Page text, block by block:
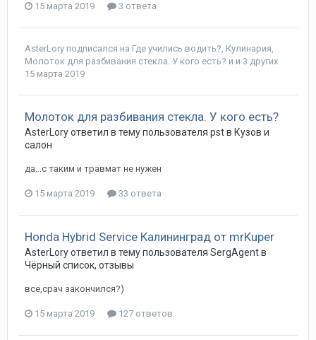
15 марта 2019 3 ответа
AsterLory подписался на Где учились водить?, Кулинария,
Молоток для разбивания стекла. У кого есть? и и 3 других
15 марта 2019
Молоток для разбивания стекла. У кого есть?
AsterLoryответил в тему пользователя pstв Кузов и
салон
да...с таким и травмат не нужен
15 марта 2019 33 ответа
Honda Hybrid Service Калининград от mrKuper
AsterLoryответил в тему пользователя SergAgentв
Чёрный список, отзывы
все,срач закончился?)
15 марта 2019 127 ответов